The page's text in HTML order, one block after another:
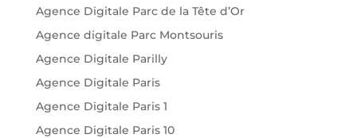
Agence Digitale Parc de la Tête d’Or
Agence digitale Parc Montsouris
Agence Digitale Parilly
Agence Digitale Paris
Agence Digitale Paris 1
Agence Digitale Paris 10